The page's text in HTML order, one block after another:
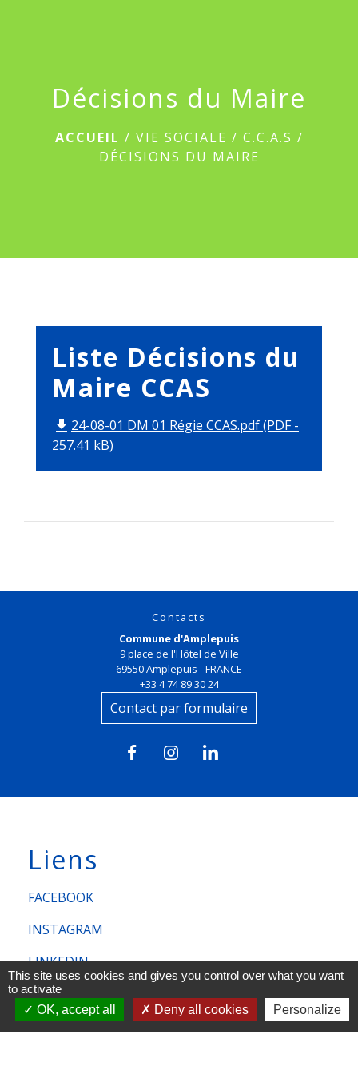
Décisions du Maire
ACCUEIL / VIE SOCIALE / C.C.A.S /
DÉCISIONS DU MAIRE
Liste Décisions du
Maire CCAS
file_download 24-08-01 DM 01 Régie CCAS.pdf (PDF -
257.41 kB)
Contacts
Commune d'Amplepuis
9 place de l'Hôtel de Ville
69550 Amplepuis - FRANCE
+33 4 74 89 30 24
Contact par formulaire
Liens
FACEBOOK
INSTAGRAM
LINKEDIN
Mentions légales - Politique de confidentialité -
Accessibilité - Plan du site - Gestion des cookies
This site uses cookies and gives you control over what you want
to activate
OK, accept all
Deny all cookies Personalize